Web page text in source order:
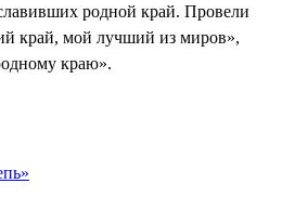
родной край. Провели
край, мой лучший из миров»,
краю».